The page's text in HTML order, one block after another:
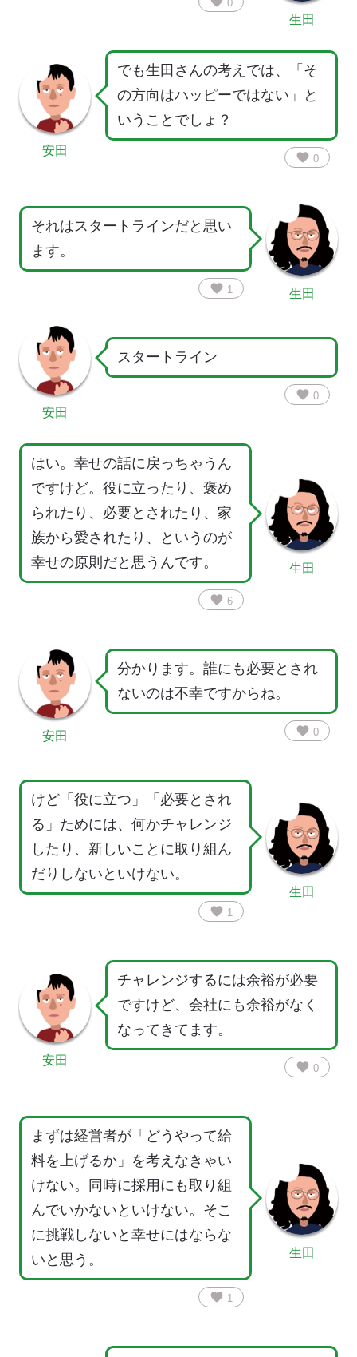
0
生田
安田
でも生田さんの考えでは、「そ
の方向はハッピーではない」と
いうことでしょ？
favorite 0
それはスタートラインだと思い
ます。
favorite 1 生田
安田
スタートライン
favorite 0
はい。幸せの話に戻っちゃうん
ですけど。役に立ったり、褒め
られたり、必要とされたり、家
族から愛されたり、というのが
幸せの原則だと思うんです。
favorite 6
生田
安田
分かります。誰にも必要とされ
ないのは不幸ですからね。
favorite 0
けど「役に立つ」「必要とされ
る」ためには、何かチャレンジ
したり、新しいことに取り組ん
だりしないといけない。
favorite 1
生田
安田
チャレンジするには余裕が必要
ですけど、会社にも余裕がなく
なってきてます。
favorite 0
まずは経営者が「どうやって給
料を上げるか」を考えなきゃい
けない。同時に採用にも取り組
んでいかないといけない。そこ
に挑戦しないと幸せにはならな
いと思う。
favorite 1
生田